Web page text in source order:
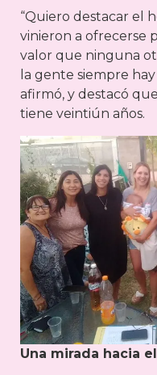
“Quiero destacar el
vinieron a ofrecerse
valor que ninguna
la gente siempre
afirmó, y destacó
tiene veintiún años.
Una mirada hacia